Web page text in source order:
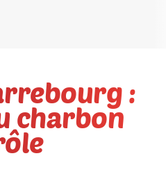
:
charbon